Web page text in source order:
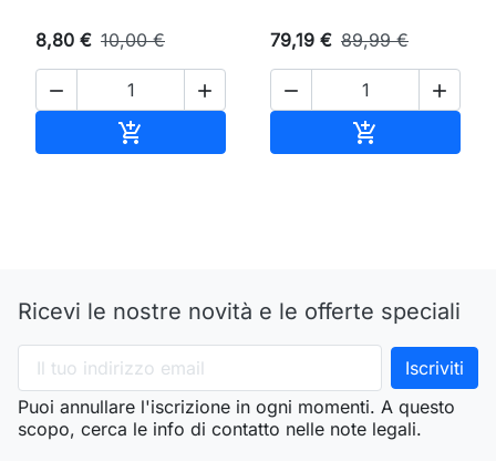
8,80 € 10,00 €
 

79,19 € 89,99 €
 

Ricevi le nostre novità e le offerte speciali
Puoi annullare l'iscrizione in ogni momenti. A questo
scopo, cerca le info di contatto nelle note legali.